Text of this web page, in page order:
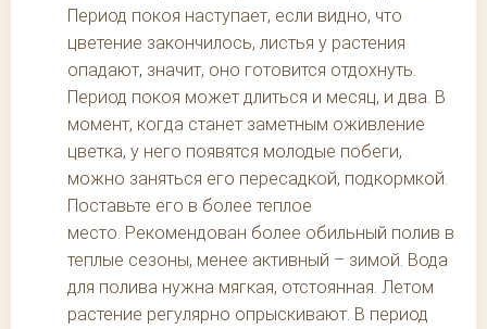
Период покоя наступает, если видно, что
цветение закончилось, листья у растения
опадают, значит, оно готовится отдохнуть.
Период покоя может длиться и месяц, и два. В
момент, когда станет заметным оживление
цветка, у него появятся молодые побеги,
можно заняться его пересадкой, подкормкой.
Поставьте его в более теплое
место. Рекомендован более обильный полив в
теплые сезоны, менее активный – зимой. Вода
для полива нужна мягкая, отстоянная. Летом
растение регулярно опрыскивают. В период